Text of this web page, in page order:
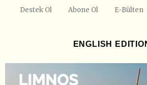
Destek Ol Abone Ol E-Bülten
ENGLISH